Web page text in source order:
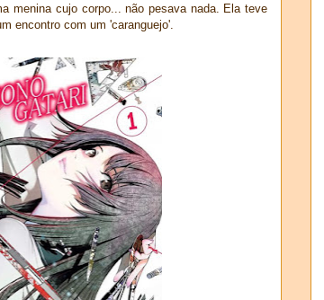
menina cujo corpo... não pesava nada. Ela teve
encontro com um 'caranguejo'.